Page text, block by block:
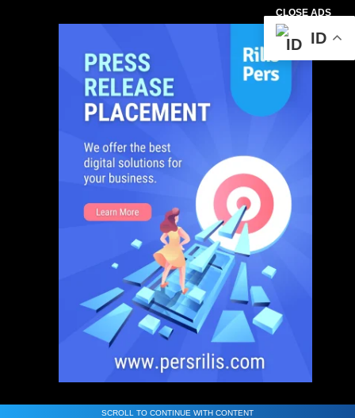
CLOSE ADS
SCROLL TO CONTINUE WITH CONTENT
ID